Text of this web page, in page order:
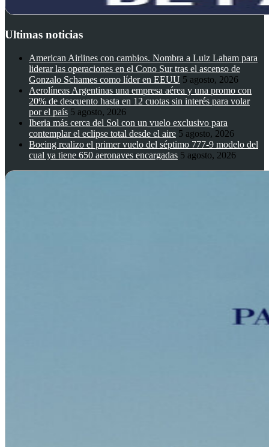
Ultimas noticias
American Airlines con cambios. Nombra a Luiz Laham para
liderar las operaciones en el Cono Sur tras el ascenso de
Gonzalo Schames como líder en EEUU 5 agosto, 2026
Aerolíneas Argentinas una empresa aérea y una promo con
20% de descuento hasta en 12 cuotas sin interés para volar
por el país 5 agosto, 2026
Iberia más cerca del Sol con un vuelo exclusivo para
contemplar el eclipse total desde el aire 5 agosto, 2026
Boeing realizo el primer vuelo del séptimo 777-9 modelo del
cual ya tiene 650 aeronaves encargadas 5 agosto, 2026